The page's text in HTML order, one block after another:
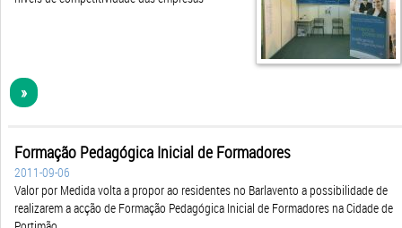
»
Formação Pedagógica Inicial de Formadores
2011-09-06
Valor por Medida volta a propor ao residentes no Barlavento a possibilidade de
realizarem a acção de Formação Pedagógica Inicial de Formadores na Cidade de
Portimão